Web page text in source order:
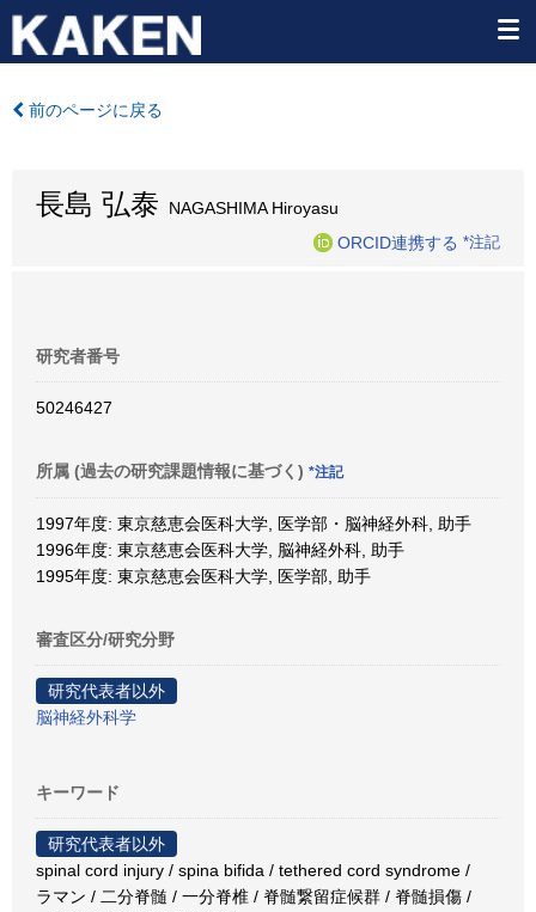
前のページに戻る
長島 弘泰 NAGASHIMA Hiroyasu
ORCID連携する *注記
研究者番号
50246427
所属 (過去の研究課題情報に基づく) *注記
1997年度: 東京慈恵会医科大学, 医学部・脳神経外科, 助手
1996年度: 東京慈恵会医科大学, 脳神経外科, 助手
1995年度: 東京慈恵会医科大学, 医学部, 助手
審査区分/研究分野
研究代表者以外
脳神経外科学
キーワード
研究代表者以外
spinal cord injury / spina bifida / tethered cord syndrome /
ラマン / 二分脊髄 / 一分脊椎 / 脊髄繋留症候群 / 脊髄損傷 /